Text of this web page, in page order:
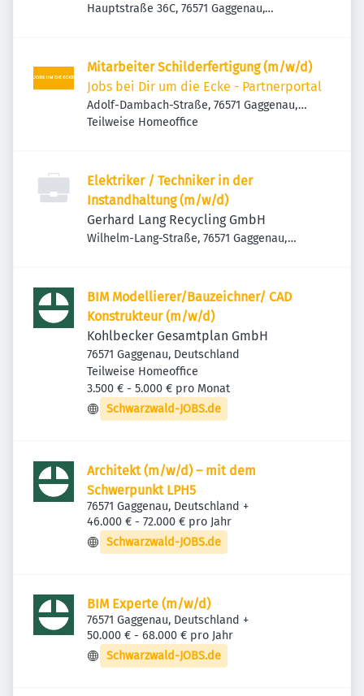
Hauptstraße 36C, 76571 Gaggenau,
Mitarbeiter Schilderfertigung (m/w/d)
Jobs bei Dir um die Ecke - Partnerportal
Adolf-Dambach-Straße, 76571 Gaggenau,
Deutschland
Teilweise Homeoffice
Elektriker / Techniker in der
Instandhaltung (m/w/d)
Gerhard Lang Recycling GmbH
Wilhelm-Lang-Straße, 76571 Gaggenau,
BIM Modellierer/Bauzeichner/ CAD
Konstrukteur (m/w/d)
Kohlbecker Gesamtplan GmbH
76571 Gaggenau, Deutschland
Teilweise Homeoffice
3.500 € - 5.000 € pro Monat
Schwarzwald-JOBS.de
Architekt (m/w/d) – mit dem
Schwerpunkt LPH5
76571 Gaggenau, Deutschland +
46.000 € - 72.000 € pro Jahr
Schwarzwald-JOBS.de
BIM Experte (m/w/d)
76571 Gaggenau, Deutschland +
50.000 € - 68.000 € pro Jahr
Schwarzwald-JOBS.de